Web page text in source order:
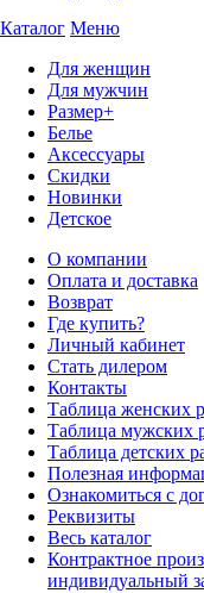
Каталог Меню
Для женщин
Для мужчин
Размер+
Белье
Аксессуары
Скидки
Новинки
Детское
О компании
Оплата и доставка
Возврат
Где купить?
Личный кабинет
Стать дилером
Контакты
Таблица женских
Таблица мужских
Таблица детских
Полезная
Ознакомиться с
Реквизиты
Весь каталог
Контрактное
индивидуальный